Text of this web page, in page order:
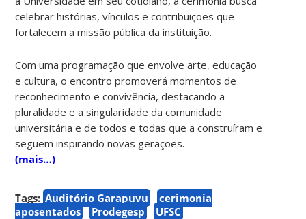
celebrar histórias, vínculos e contribuições que
fortalecem a missão pública da instituição.
Com uma programação que envolve arte, educação
e cultura, o encontro promoverá momentos de
reconhecimento e convivência, destacando a
pluralidade e a singularidade da comunidade
universitária e de todos e todas que a construíram e
seguem inspirando novas gerações.
(mais…)
Tags: Auditório Garapuvu
cerimonia
aposentados
Prodegesp UFSC